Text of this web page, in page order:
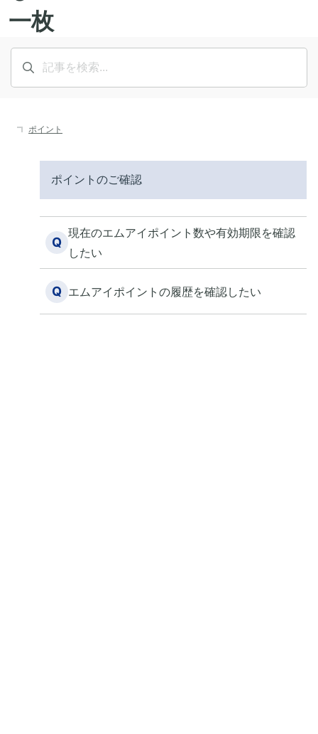
ポイント
ポイントのご確認
Q
現在のエムアイポイント数や有効期限を確認
したい
Q エムアイポイントの履歴を確認したい